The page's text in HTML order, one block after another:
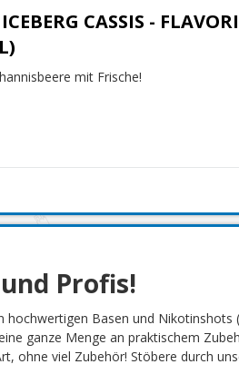
CASSIS -
mit Frische!
Profis!
Basen und
ganze Menge an praktischem
ohne viel Zubehör! Stöbere durch